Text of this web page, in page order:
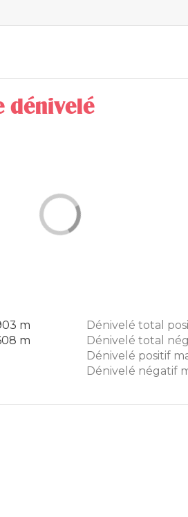
dénivelé
m
m
Dénivelé total
Dénivelé total
Dénivelé positif
Dénivelé négatif